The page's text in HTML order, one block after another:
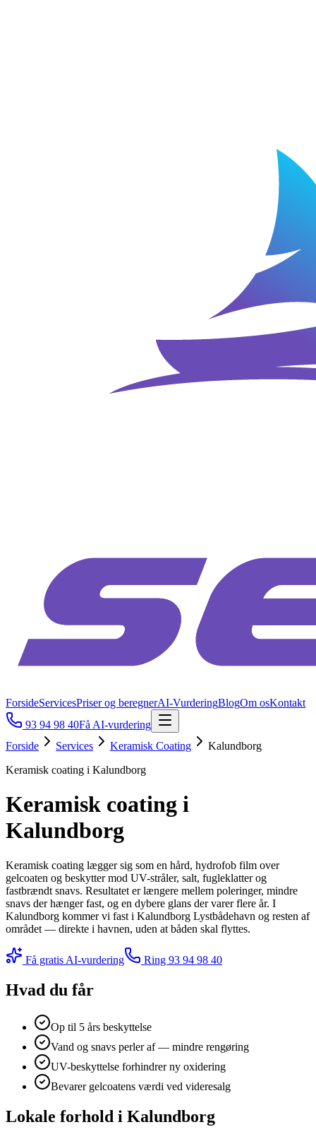
ForsideServicesPriser og beregnerAI-VurderingBlogOm osKontakt
93 94 98 40Få AI-vurdering
Forside
Services Keramisk Coating
Kalundborg
Keramisk coating i Kalundborg
Keramisk coating i
Kalundborg
Keramisk coating lægger sig som en hård, hydrofob film over
gelcoaten og beskytter mod UV-stråler, salt, fugleklatter og
fastbrændt snavs. Resultatet er længere mellem poleringer, mindre
snavs der hænger fast, og en dybere glans der varer flere år. I
Kalundborg kommer vi fast i Kalundborg Lystbådehavn og resten af
området — direkte i havnen, uden at båden skal flyttes.
Få gratis AI-vurdering Ring 93 94 98 40
Hvad du får
Op til 5 års beskyttelse
Vand og snavs perler af — mindre rengøring
UV-beskyttelse forhindrer ny oxidering
Bevarer gelcoatens værdi ved videresalg
Lokale forhold i Kalundborg